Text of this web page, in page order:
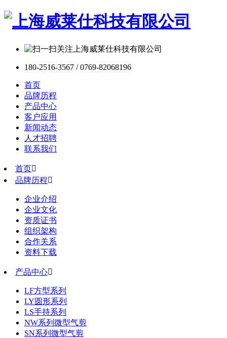
180-2516-3567 / 0769-82068196
首页
品牌历程
产品中心
客户应用
新闻动态
人才招聘
联系我们
首页
品牌历程
企业介绍
企业文化
资质证书
组织架构
合作关系
资料下载
产品中心
LF方型系列
LY圆形系列
LS手持系列
NW系列微型气剪
SN系列微型气剪